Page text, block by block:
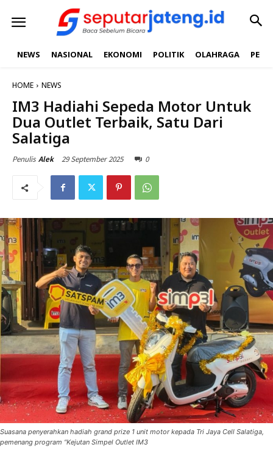
NEWS NASIONAL EKONOMI POLITIK OLAHRAGA
HOME NEWS
IM3 Hadiahi Sepeda Motor Untuk
Dua Outlet Terbaik, Satu Dari
Salatiga
Penulis Alek 29 September 2025 0
Suasana penyerahkan hadiah grand prize 1 unit motor kepada Tri Jaya Cell Salatiga,
pemenang program “Kejutan Simpel Outlet IM3